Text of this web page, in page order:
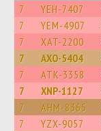
7 YEH-7407
7 YEM-4907
7 XAT-2200
7 AXO-5404
7 ATK-3358
7 XNP-1127
7 AHM-8365
7 YZX-9057